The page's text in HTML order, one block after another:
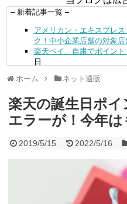
– 新着記事一覧 –
アメリカン・エキスプレ
ク！中小企業店舗の対象
楽天ペイ、自粛でポイント
日
元！
2026年8月5日
ードチャージすると5%還
PayPayで500ptもらえる！
で。9/30まで
2026年8月4
ント最大10％還元！さらに
ドコモSMTBネット銀行
ャンペーン！8/31まで
ドコモの銀行で預金残高
山分けキャンペーン！～
ホーム ネット通販
楽天の誕生日ポ
エラーが！今年は
2019/5/15 2022/5/16